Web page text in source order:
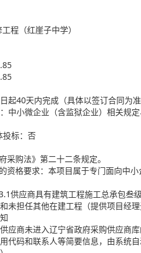
程（红崖子中学）
起40天内完成（具体以签订合同为
中小微企业（含监狱企业）相关规
投标：否
采购法》第二十二条规定。
资格要求：本项目属于专门面向中
供应商具有建筑工程施工总承包
未担任其他在建工程（提供项目经
应商未进入辽宁省政府采购供应商
代码和联系人等简要信息，由系统